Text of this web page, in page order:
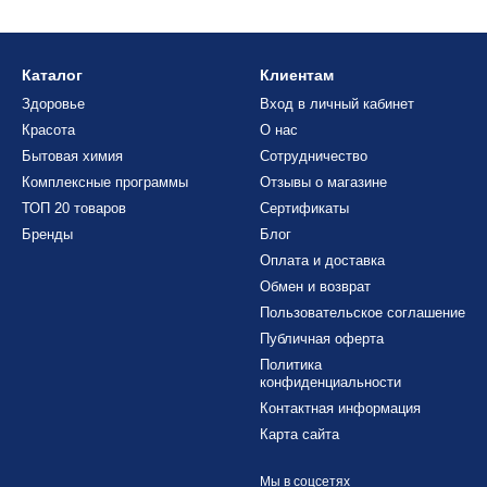
Каталог
Здоровье
Красота
Бытовая химия
Комплексные программы
ТОП 20 товаров
Бренды
Клиентам
Вход в личный кабинет
О нас
Сотрудничество
Отзывы о магазине
Сертификаты
Блог
Оплата и доставка
Обмен и возврат
Пользовательское соглашение
Публичная оферта
Политика
конфиденциальности
Контактная информация
Карта сайта
Мы в соцсетях